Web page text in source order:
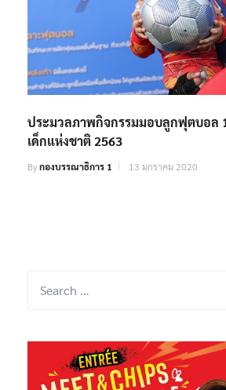
ประมวลภาพกิจกรรมมอบลูกฟุตบอล
เด็กแห่งชาติ 2563
Byกองบรรณาธิการ 1 13 มกราคม 2020